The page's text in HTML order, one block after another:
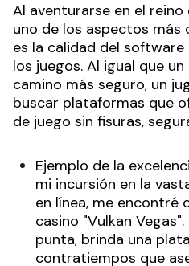
Al aventurarse en el reino
uno de los aspectos más
es la calidad del
los juegos. Al igual que
camino más seguro, un
buscar plataformas que
de juego sin fisuras,
Ejemplo de la
mi incursión en la
en línea, me encontré
casino "Vulkan
punta, brinda una
contratiempos que